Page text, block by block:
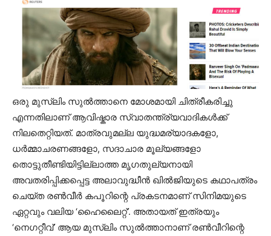
ഒരു മുസ്ലിം സുൽത്താനെ മോശമായി ചിത്രീകരിച്ചു
എന്നതിലാണ് ആവിഷ്കാര സ്വാതന്ത്ര്യവാദികൾക്ക്
നിലതെറ്റിയത്. മാത്രവുമല്ല യുദ്ധമര്യാദകളോ,
ധർമ്മാചരണങ്ങളോ, സദാചാര മൂല്യങ്ങളോ
തൊട്ടുതീണ്ടിയിട്ടില്ലാത്ത മൃഗതുല്യനായി
അവതരിപ്പിക്കപ്പെട്ട അലാവുദ്ധീൻ ഖിൽജിയുടെ കഥാപത്രം
ചെയ്ത രൺവീർ കപൂറിന്റെ പ്രകടനമാണ് സിനിമയുടെ
ഏറ്റവും വലിയ ‘ഹൈലൈറ്റ്’. അതായത് ഇത്രയും
‘നെഗറ്റീവ്’ ആയ മുസ്ലിം സുൽത്താനാണ് രൺവീറിന്റെ